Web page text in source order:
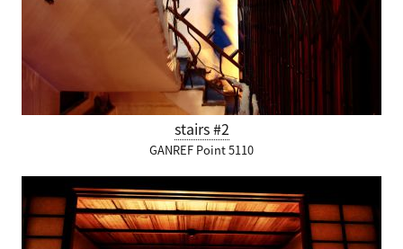
stairs #2
GANREF Point 5110